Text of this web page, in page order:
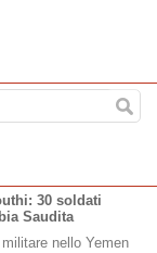
30 soldati
Saudita
nello Yemen